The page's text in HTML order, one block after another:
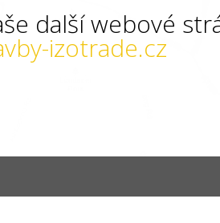
další webové
izotrade.cz